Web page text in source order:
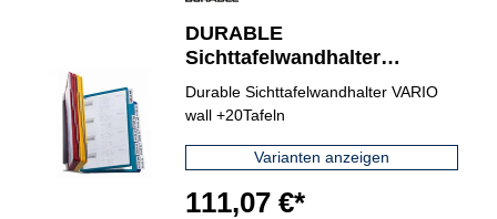
DURABLE
Sichttafelwandhalter
VARIO® wall 20
Durable Sichttafelwandhalter VARIO
wall +20Tafeln
Varianten anzeigen
111,07 €*